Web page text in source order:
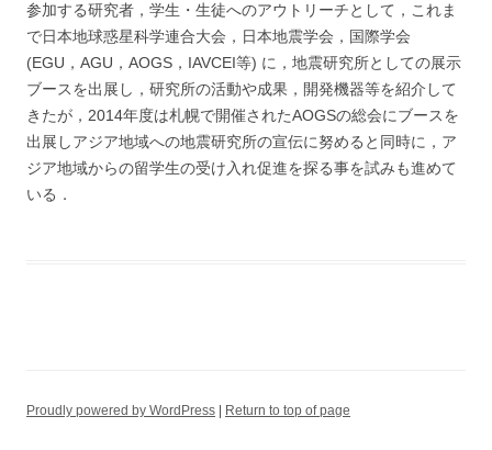
参加する研究者，学生・生徒へのアウトリーチとして，これま
で日本地球惑星科学連合大会，日本地震学会，国際学会
(EGU，AGU，AOGS，IAVCEI等) に，地震研究所としての展示
ブースを出展し，研究所の活動や成果，開発機器等を紹介して
きたが，2014年度は札幌で開催されたAOGSの総会にブースを
出展しアジア地域への地震研究所の宣伝に努めると同時に，ア
ジア地域からの留学生の受け入れ促進を探る事を試みも進めて
いる．
Proudly powered by WordPress Return to top of page